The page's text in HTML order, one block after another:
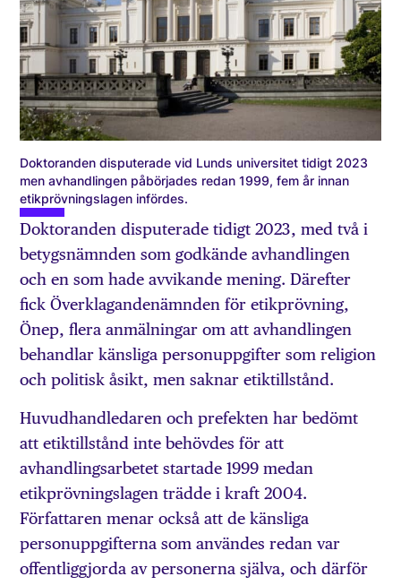
Doktoranden disputerade vid Lunds universitet tidigt 2023
men avhandlingen påbörjades redan 1999, fem år innan
etikprövningslagen infördes.
Doktoranden disputerade tidigt 2023, med två i
betygsnämnden som godkände avhandlingen
och en som hade avvikande mening. Därefter
fick Överklagandenämnden för etikprövning,
Önep, flera anmälningar om att avhandlingen
behandlar känsliga personuppgifter som religion
och politisk åsikt, men saknar etiktillstånd.
Huvudhandledaren och prefekten har bedömt
att etiktillstånd inte behövdes för att
avhandlingsarbetet startade 1999 medan
etikprövningslagen trädde i kraft 2004.
Författaren menar också att de känsliga
personuppgifterna som användes redan var
offentliggjorda av personerna själva, och därför